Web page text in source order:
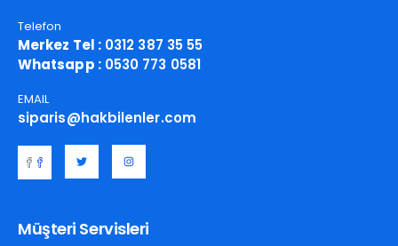
Telefon
Merkez Tel :0312 387 35 55
Whatsapp :0530 773 0581
EMAIL
siparis@hakbilenler.com
Müşteri Servisleri